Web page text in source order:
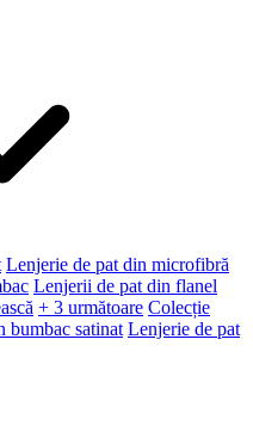
Lenjerie de pat din microfibră
Lenjerii de pat din flanel
+ 3 următoare Colecție
bumbac satinat Lenjerie de pat